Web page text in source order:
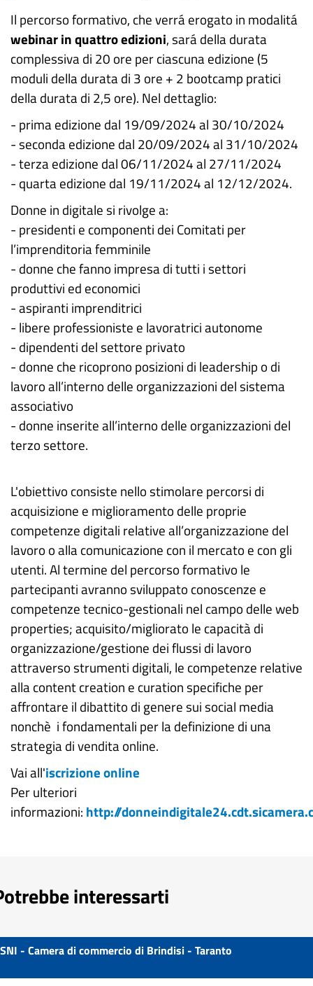
Il percorso formativo, che verrá erogato in modalitá
webinar in quattro edizioni, sará della durata
complessiva di 20 ore per ciascuna edizione (5
moduli della durata di 3 ore + 2 bootcamp pratici
della durata di 2,5 ore). Nel dettaglio:
- prima edizione dal 19/09/2024 al 30/10/2024
- seconda edizione dal 20/09/2024 al 31/10/2024
- terza edizione dal 06/11/2024 al 27/11/2024
- quarta edizione dal 19/11/2024 al 12/12/2024.
Donne in digitale si rivolge a:
- presidenti e componenti dei Comitati per
l’imprenditoria femminile
- donne che fanno impresa di tutti i settori
produttivi ed economici
- aspiranti imprenditrici
- libere professioniste e lavoratrici autonome
- dipendenti del settore privato
- donne che ricoprono posizioni di leadership o di
lavoro all’interno delle organizzazioni del sistema
associativo
- donne inserite all’interno delle organizzazioni del
terzo settore.
L'obiettivo consiste nello stimolare percorsi di
acquisizione e miglioramento delle proprie
competenze digitali relative all’organizzazione del
lavoro o alla comunicazione con il mercato e con gli
utenti. Al termine del percorso formativo le
partecipanti avranno sviluppato conoscenze e
competenze tecnico-gestionali nel campo delle web
properties; acquisito/migliorato le capacità di
organizzazione/gestione dei flussi di lavoro
attraverso strumenti digitali, le competenze relative
alla content creation e curation specifiche per
affrontare il dibattito di genere sui social media
nonchè i fondamentali per la definizione di una
strategia di vendita online.
Vai all'iscrizione online
Per ulteriori
informazioni: http://
interessarti
SNI - Camera di commercio di Brindisi - Taranto